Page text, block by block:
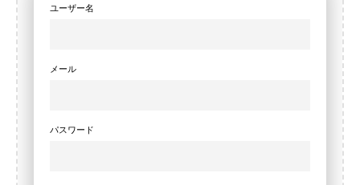
ユーザー名
メール
パスワード